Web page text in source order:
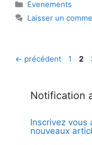
Catégories
Evenements
Laisser un
← précédent Page
1 2
Notification
Inscrivez vous
nouveaux